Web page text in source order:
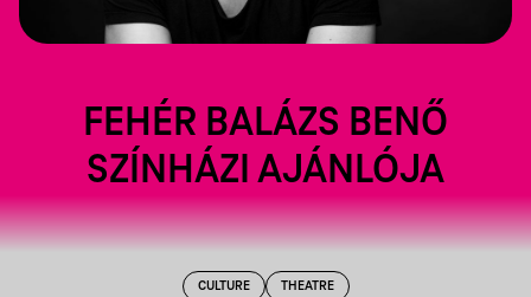
FEHÉR BALÁZS BENŐ
SZÍNHÁZI AJÁNLÓJA
CULTURE THEATRE